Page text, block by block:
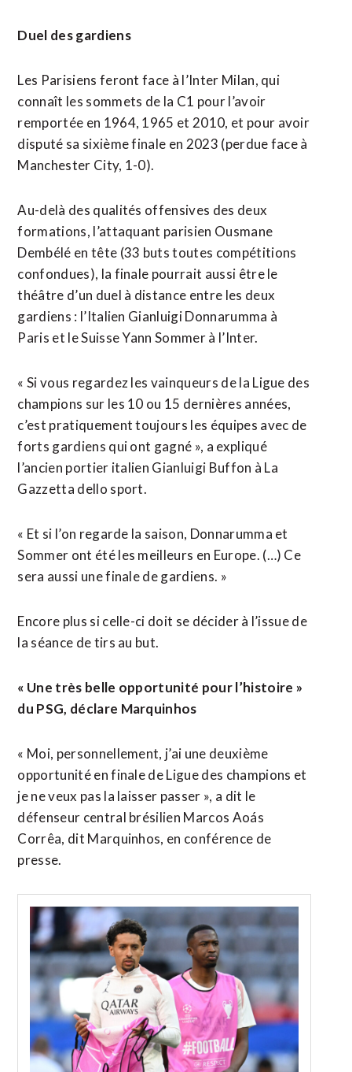
Duel des gardiens
Les Parisiens feront face à l’Inter Milan, qui
connaît les sommets de la C1 pour l’avoir
remportée en 1964, 1965 et 2010, et pour avoir
disputé sa sixième finale en 2023 (perdue face à
Manchester City, 1-0).
Au-delà des qualités offensives des deux
formations, l’attaquant parisien Ousmane
Dembélé en tête (33 buts toutes compétitions
confondues), la finale pourrait aussi être le
théâtre d’un duel à distance entre les deux
gardiens : l’Italien Gianluigi Donnarumma à
Paris et le Suisse Yann Sommer à l’Inter.
« Si vous regardez les vainqueurs de la Ligue des
champions sur les 10 ou 15 dernières années,
c’est pratiquement toujours les équipes avec de
forts gardiens qui ont gagné », a expliqué
l’ancien portier italien Gianluigi Buffon à La
Gazzetta dello sport.
« Et si l’on regarde la saison, Donnarumma et
Sommer ont été les meilleurs en Europe. (…) Ce
sera aussi une finale de gardiens. »
Encore plus si celle-ci doit se décider à l’issue de
la séance de tirs au but.
« Une très belle opportunité pour l’histoire »
du PSG, déclare Marquinhos
« Moi, personnellement, j’ai une deuxième
opportunité en finale de Ligue des champions et
je ne veux pas la laisser passer », a dit le
défenseur central brésilien Marcos Aoás
Corrêa, dit Marquinhos, en conférence de
presse.